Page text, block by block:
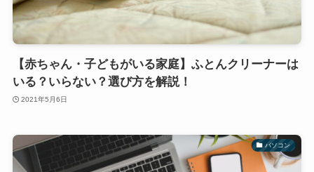
【赤ちゃん・子どもがいる家庭】ふとんクリーナーは
いる？いらない？選び方を解説！
2021年5月6日
パソコン